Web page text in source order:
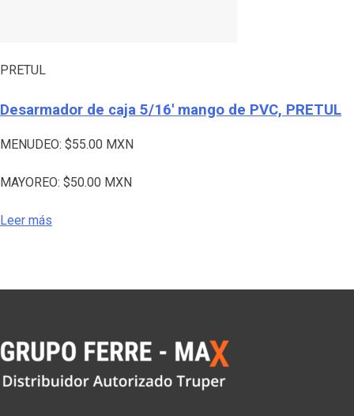
PRETUL
Desarmador de caja 5/16′ mango de PVC, PRETUL
MENUDEO: $55.00 MXN
MAYOREO: $50.00 MXN
Leer más